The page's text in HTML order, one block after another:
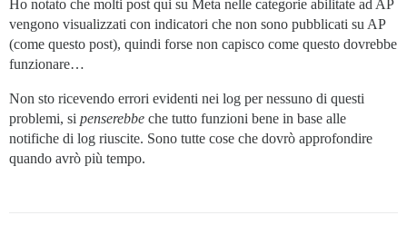
Ho notato che molti post qui su Meta nelle categorie abilitate ad AP
vengono visualizzati con indicatori che non sono pubblicati su AP
(come questo post), quindi forse non capisco come questo dovrebbe
funzionare…
Non sto ricevendo errori evidenti nei log per nessuno di questi
problemi, si penserebbe che tutto funzioni bene in base alle
notifiche di log riuscite. Sono tutte cose che dovrò approfondire
quando avrò più tempo.